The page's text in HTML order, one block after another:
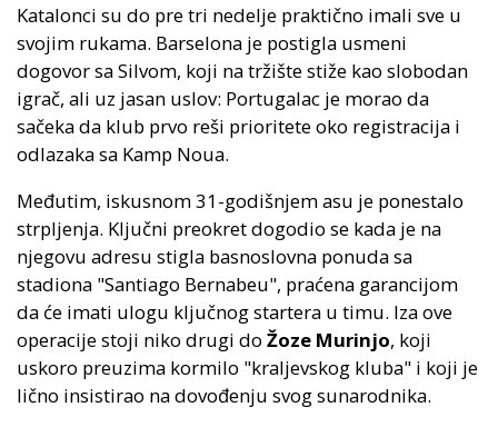
Katalonci su do pre tri nedelje praktično imali sve u
svojim rukama. Barselona je postigla usmeni
dogovor sa Silvom, koji na tržište stiže kao slobodan
igrač, ali uz jasan uslov: Portugalac je morao da
sačeka da klub prvo reši prioritete oko registracija i
odlazaka sa Kamp Noua.
Međutim, iskusnom 31-godišnjem asu je ponestalo
strpljenja. Ključni preokret dogodio se kada je na
njegovu adresu stigla basnoslovna ponuda sa
stadiona "Santiago Bernabeu", praćena garancijom
da će imati ulogu ključnog startera u timu. Iza ove
operacije stoji niko drugi do Žoze Murinjo, koji
uskoro preuzima kormilo "kraljevskog kluba" i koji je
lično insistirao na dovođenju svog sunarodnika.